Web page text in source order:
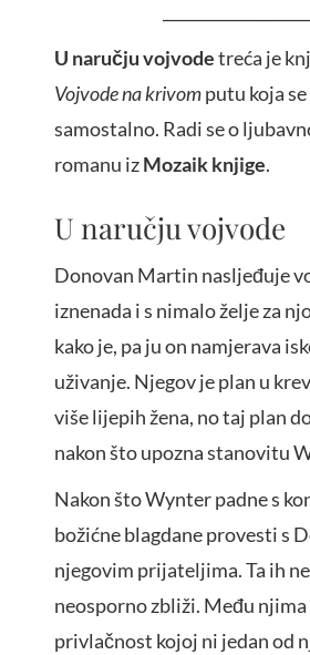
U naručju vojvodetreća je
Vojvode na krivomputu koja
samostalno. Radi se o
romanu izMozaik knjige.
U naručju vojvode
Donovan Martin nasljeđuje
iznenada i s nimalo želje za
kako je, pa ju on namjerava
uživanje. Njegov je plan u
više lijepih žena, no taj plan
nakon što upozna stanovitu
Nakon što Wynter padne s
božićne blagdane provesti s
njegovim prijateljima. Ta ih
neosporno zbliži. Među njima
privlačnost kojoj ni jedan od